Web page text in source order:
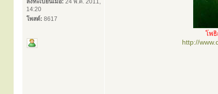
ลงทะเบียนเมื่อ: 24 พ.ค. 2011,
14:20
โพสต์: 8617
โพ
http://